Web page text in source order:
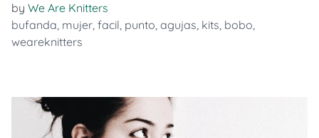
by We Are Knitters
bufanda, mujer, facil, punto, agujas, kits, bobo,
weareknitters